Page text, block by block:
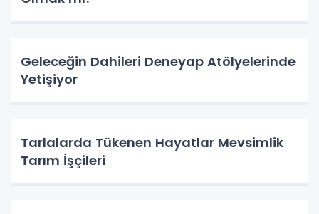
Geleceğin Dahileri Deneyap Atölyelerinde
Yetişiyor
Tarlalarda Tükenen Hayatlar Mevsimlik
Tarım İşçileri